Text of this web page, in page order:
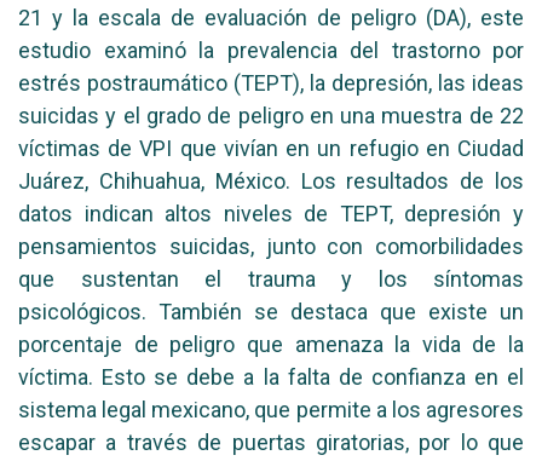
21 y la escala de evaluación de peligro (DA), este
estudio examinó la prevalencia del trastorno por
estrés postraumático (TEPT), la depresión, las ideas
suicidas y el grado de peligro en una muestra de 22
víctimas de VPI que vivían en un refugio en Ciudad
Juárez, Chihuahua, México. Los resultados de los
datos indican altos niveles de TEPT, depresión y
pensamientos suicidas, junto con comorbilidades
que sustentan el trauma y los síntomas
psicológicos. También se destaca que existe un
porcentaje de peligro que amenaza la vida de la
víctima. Esto se debe a la falta de confianza en el
sistema legal mexicano, que permite a los agresores
escapar a través de puertas giratorias, por lo que